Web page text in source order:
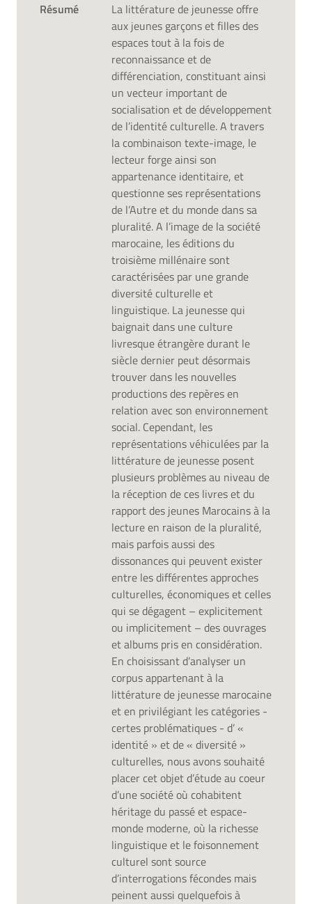
Résumé
La littérature de jeunesse offre
aux jeunes garçons et filles des
espaces tout à la fois de
reconnaissance et de
différenciation, constituant ainsi
un vecteur important de
socialisation et de développement
de l’identité culturelle. A travers
la combinaison texte-image, le
lecteur forge ainsi son
appartenance identitaire, et
questionne ses représentations
de l’Autre et du monde dans sa
pluralité. A l’image de la société
marocaine, les éditions du
troisième millénaire sont
caractérisées par une grande
diversité culturelle et
linguistique. La jeunesse qui
baignait dans une culture
livresque étrangère durant le
siècle dernier peut désormais
trouver dans les nouvelles
productions des repères en
relation avec son environnement
social. Cependant, les
représentations véhiculées par la
littérature de jeunesse posent
plusieurs problèmes au niveau de
la réception de ces livres et du
rapport des jeunes Marocains à la
lecture en raison de la pluralité,
mais parfois aussi des
dissonances qui peuvent exister
entre les différentes approches
culturelles, économiques et celles
qui se dégagent – explicitement
ou implicitement – des ouvrages
et albums pris en considération.
En choisissant d’analyser un
corpus appartenant à la
littérature de jeunesse marocaine
et en privilégiant les catégories -
certes problématiques - d’ «
identité » et de « diversité »
culturelles, nous avons souhaité
placer cet objet d’étude au coeur
d’une société où cohabitent
héritage du passé et espace-
monde moderne, où la richesse
linguistique et le foisonnement
culturel sont source
d’interrogations fécondes mais
peinent aussi quelquefois à